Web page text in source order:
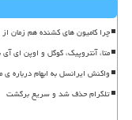
چرا کامیون های کشنده هم زمان
متا، آنتروپیک، گوگل و اوپن ای
واکنش ایرانسل به ابهام درباره
تلگرام حذف شد و سریع برگشت